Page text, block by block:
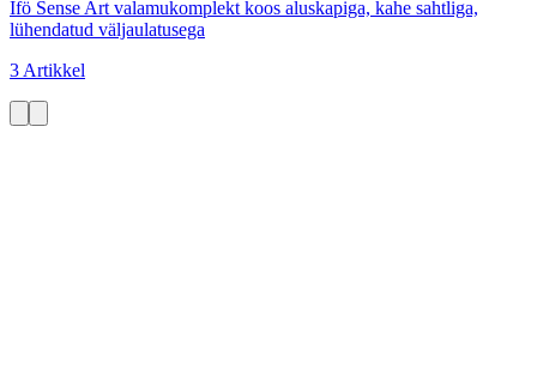
Ifö Sense Art valamukomplekt koos aluskapiga, kahe sahtliga,
lühendatud väljaulatusega
3 Artikkel